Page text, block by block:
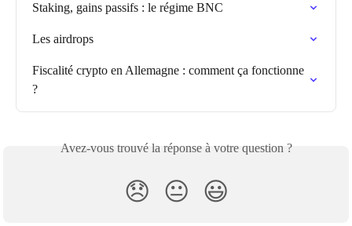
Staking, gains passifs : le régime BNC
Les airdrops
Fiscalité crypto en Allemagne : comment ça fonctionne
?
Avez-vous trouvé la réponse à votre question ?
😞 😐 😃